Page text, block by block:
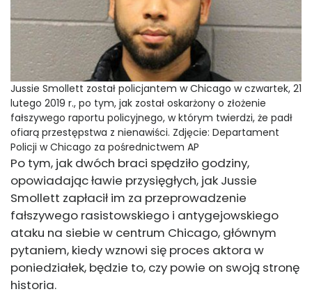
Jussie Smollett został policjantem w Chicago w czwartek, 21
lutego 2019 r., po tym, jak został oskarżony o złożenie
fałszywego raportu policyjnego, w którym twierdzi, że padł
ofiarą przestępstwa z nienawiści. Zdjęcie: Departament
Policji w Chicago za pośrednictwem AP
Po tym, jak dwóch braci spędziło godziny,
opowiadając ławie przysięgłych, jak Jussie
Smollett zapłacił im za przeprowadzenie
fałszywego rasistowskiego i antygejowskiego
ataku na siebie w centrum Chicago, głównym
pytaniem, kiedy wznowi się proces aktora w
poniedziałek, będzie to, czy powie on swoją stronę
historia.